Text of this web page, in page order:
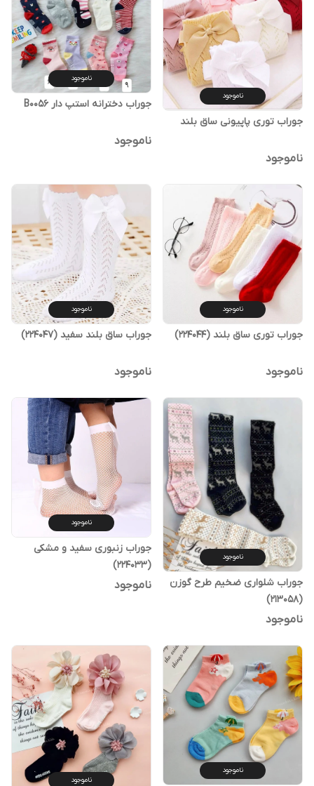
ناموجود
جوراب توری پاپیونی ساق بلند
ناموجود
ناموجود
جوراب دخترانه استپ دار B0056
ناموجود
ناموجود
جوراب توری ساق بلند (224044)
ناموجود
ناموجود
جوراب ساق بلند سفید (224047)
ناموجود
ناموجود
جوراب شلواری ضخیم طرح گوزن
(213058)
ناموجود
ناموجود
جوراب زنبوری سفید و مشکی
(224033)
ناموجود
ناموجود
ناموجود